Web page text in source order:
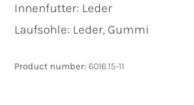
Innenfutter: Leder
Laufsohle: Leder, Gummi
Product number: 6016.15-11